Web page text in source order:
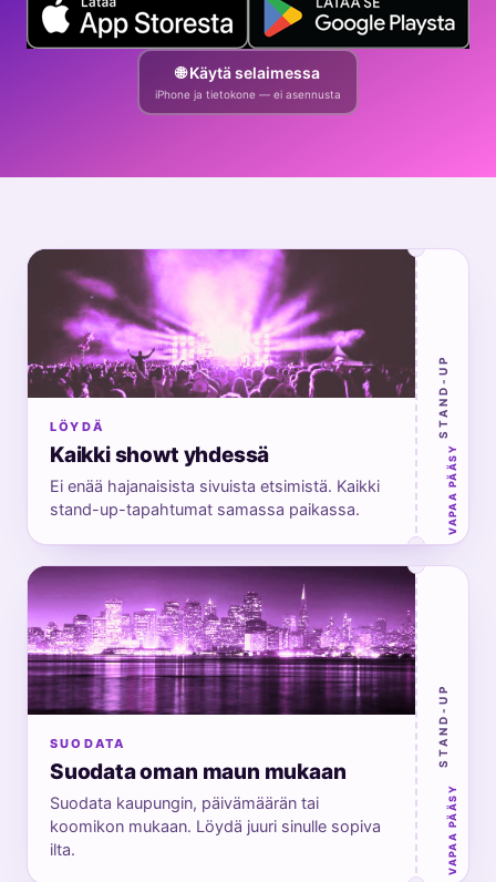
🌐 Käytä selaimessa
iPhone ja tietokone — ei asennusta
LÖYDÄ
Kaikki showt yhdessä
Ei enää hajanaisista sivuista etsimistä. Kaikki
stand-up-tapahtumat samassa paikassa.
STAND-UP
VAPAA PÄÄSY
SUODATA
Suodata oman maun mukaan
Suodata kaupungin, päivämäärän tai
koomikon mukaan. Löydä juuri sinulle sopiva
ilta.
STAND-UP
VAPAA PÄÄSY